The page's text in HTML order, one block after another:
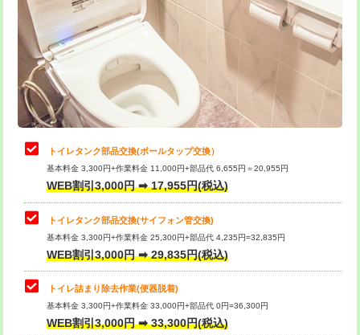
トイレタンク部品交換(ボールタップ交換）
基本料金 3,300円+作業料金 11,000円+部品代 6,655円＝20,955円
WEB割引3,000円 ➡ 17,955円(税込)
トイレタンク部品交換(サイフォン管交換)
基本料金 3,300円+作業料金 25,300円+部品代 4,235円=32,835円
WEB割引3,000円 ➡ 29,835円(税込)
トイレ詰まり除去作業(便器脱着)
基本料金 3,300円+作業料金 33,000円+部品代 0円=36,300円
WEB割引3,000円 ➡ 33,300円(税込)